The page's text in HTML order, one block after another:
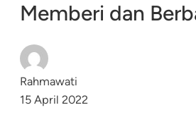
Memberi dan
Rahmawati
15 April 2022